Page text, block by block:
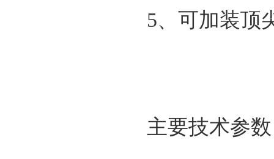
5、可加装顶
主要技术参